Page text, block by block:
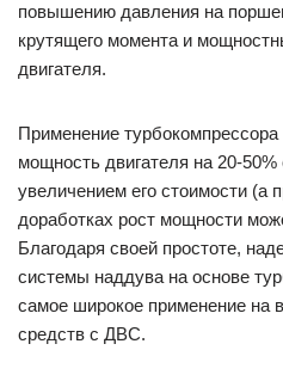
повышению давления на
крутящего момента и
двигателя.
Применение турбокомпрессора
мощность двигателя на 20-
увеличением его стоимости (а
доработках рост мощности
Благодаря своей простоте,
системы наддува на основе
самое широкое применение на
средств с ДВС.